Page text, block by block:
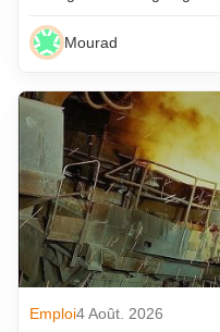
Mourad
Emploi4 Août. 2026